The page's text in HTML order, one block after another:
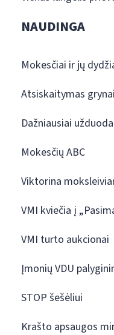
NAUDINGA
Mokesčiai ir jų
Atsiskaitymas
Dažniausiai
Mokesčių ABC
Viktorina
VMI kviečia į
VMI turto aukcionai
Įmonių VDU
STOP šešėliui
Krašto apsaugos